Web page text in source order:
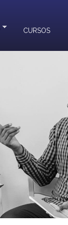
CURSOS